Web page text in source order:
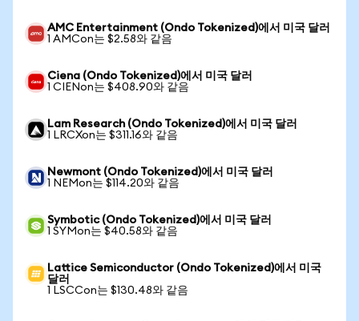
AMC Entertainment (Ondo Tokenized)에서 미국 달러
1 AMCon는 $2.58와 같음
Ciena (Ondo Tokenized)에서 미국 달러
1 CIENon는 $408.90와 같음
Lam Research (Ondo Tokenized)에서 미국 달러
1 LRCXon는 $311.16와 같음
Newmont (Ondo Tokenized)에서 미국 달러
1 NEMon는 $114.20와 같음
Symbotic (Ondo Tokenized)에서 미국 달러
1 SYMon는 $40.58와 같음
Lattice Semiconductor (Ondo Tokenized)에서 미국
달러
1 LSCCon는 $130.48와 같음